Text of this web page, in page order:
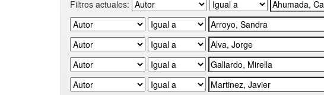
Filtros actuales: